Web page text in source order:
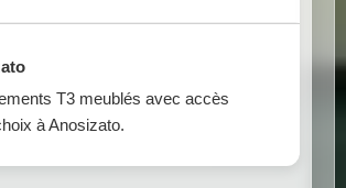
T3 meublés avec accès
à Anosizato.